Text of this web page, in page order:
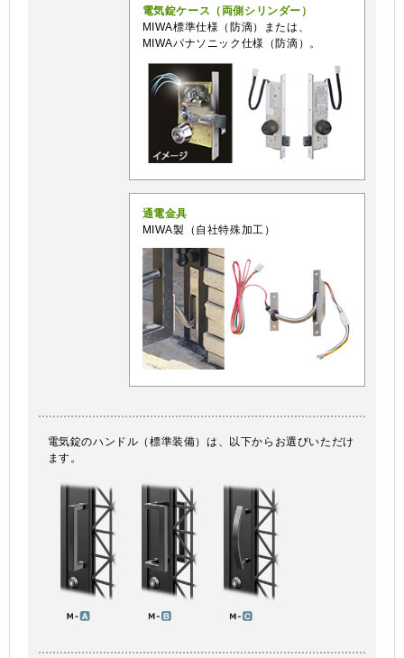
電気錠ケース（両側シリンダー）
MIWA標準仕様（防滴）または、
MIWAパナソニック仕様（防滴）。
通電金具
MIWA製（自社特殊加工）
電気錠のハンドル（標準装備）は、以下からお選びいただけ
ます。